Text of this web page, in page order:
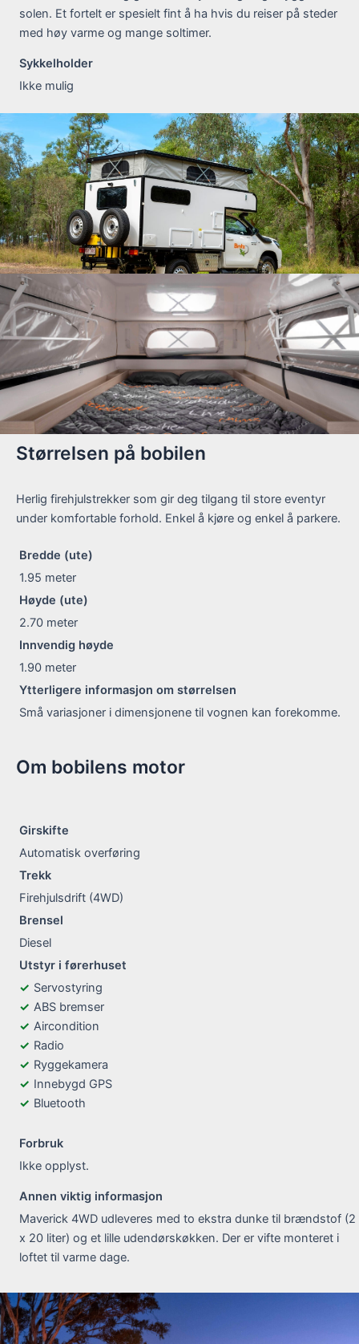
solen. Et fortelt er spesielt fint å ha hvis du reiser på steder
med høy varme og mange soltimer.
Sykkelholder
Ikke mulig
Størrelsen på bobilen
Herlig firehjulstrekker som gir deg tilgang til store eventyr
under komfortable forhold. Enkel å kjøre og enkel å parkere.
Bredde (ute)
1.95 meter
Høyde (ute)
2.70 meter
Innvendig høyde
1.90 meter
Ytterligere informasjon om størrelsen
Små variasjoner i dimensjonene til vognen kan forekomme.
Om bobilens motor
Girskifte
Automatisk overføring
Trekk
Firehjulsdrift (4WD)
Brensel
Diesel
Utstyr i førerhuset
Servostyring
ABS bremser
Aircondition
Radio
Ryggekamera
Innebygd GPS
Bluetooth
Forbruk
Ikke opplyst.
Annen viktig informasjon
Maverick 4WD udleveres med to ekstra dunke til brændstof (2
x 20 liter) og et lille udendørskøkken. Der er vifte monteret i
loftet til varme dage.